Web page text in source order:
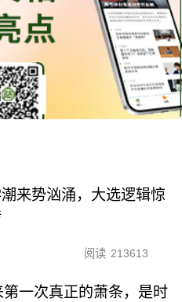
来势汹涌，大选逻辑惊
阅读 213613
一次真正的萧条，是时